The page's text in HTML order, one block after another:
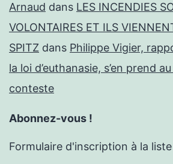
Arnaud dans LES INCENDIES
VOLONTAIRES ET ILS
SPITZ dans Philippe Vigier,
la loi d’euthanasie, s’en prend
conteste
Abonnez-vous !
Formulaire d'inscription à la